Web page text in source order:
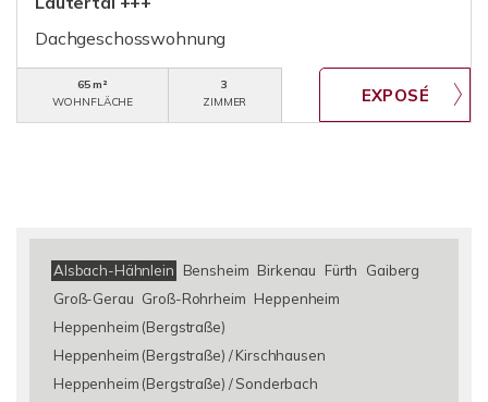
Dachgeschosswohnung
65 m²
WOHNFLÄCHE
3
ZIMMER
Alsbach-Hähnlein Bensheim Birkenau Fürth
Gaiberg
Groß-Gerau Groß-Rohrheim Heppenheim
Heppenheim (Bergstraße)
Heppenheim (Bergstraße) / Kirschhausen
Heppenheim (Bergstraße) / Sonderbach